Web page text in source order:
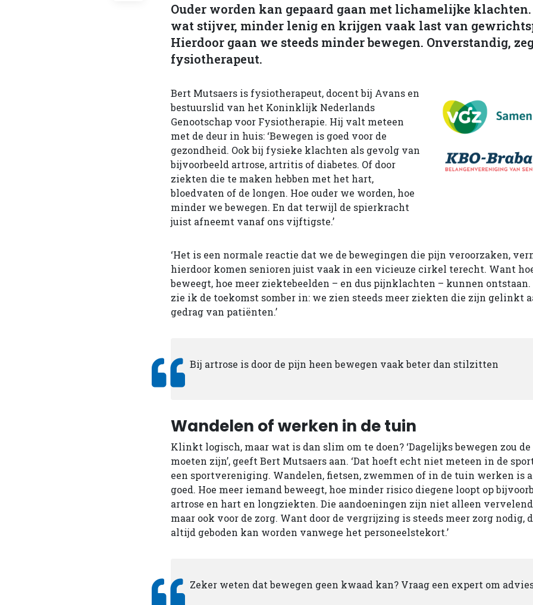
Ouder worden kan gepaard gaan met lichamelijke
wat stijver, minder lenig en krijgen vaak last van
Hierdoor gaan we steeds minder bewegen. Onverstandig,
fysiotherapeut.
Bert Mutsaers is fysio­therapeut, docent bij Avans en
bestuurslid van het Koninklijk Nederlands
Genootschap voor Fysio­therapie. Hij valt meteen
met de deur in huis: ‘Bewegen is goed voor de
gezondheid. Ook bij fysieke klachten als gevolg van
bijvoorbeeld artrose, artritis of diabetes. Of door
ziekten die te maken hebben met het hart,
bloedvaten of de longen. Hoe ouder we worden, hoe
minder we bewegen. En dat terwijl de spierkracht
juist afneemt vanaf ons vijftigste.’
‘Het is een normale reactie dat we de bewegingen die pijn veroorzaken,
hierdoor komen senioren juist vaak in een vicieuze cirkel terecht. Want
beweegt, hoe meer ziektebeelden – en dus pijnklachten – kunnen
zie ik de toekomst somber in: we zien steeds meer ziekten die zijn gelinkt
gedrag van patiënten.’
Bij artrose is door de pijn heen bewegen vaak beter dan stilzitten
Wandelen of werken in de tuin
Klinkt logisch, maar wat is dan slim om te doen? ‘Dagelijks bewegen zou
moeten zijn’, geeft Bert Mutsaers aan. ‘Dat hoeft echt niet meteen in de
een sportvereniging. Wandelen, fietsen, zwemmen of in de tuin werken is
goed. Hoe meer iemand beweegt, hoe minder risico diegene loopt op
artrose en hart­ en longziekten. Die aandoeningen zijn niet alleen
maar ook voor de zorg. Want door de vergrijzing is steeds meer zorg nodig,
altijd geboden kan worden vanwege het personeelstekort.’
Zeker weten dat bewegen geen kwaad kan? Vraag een expert om